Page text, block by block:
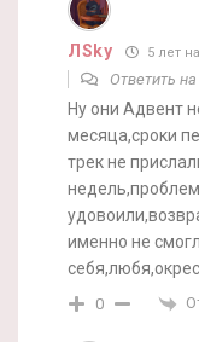
ЛSky 5 лет
Ответить на
Ну они Адвент
месяца,сроки
трек не
именно не
0